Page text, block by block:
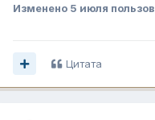
Изменено 5 июля
Цитата